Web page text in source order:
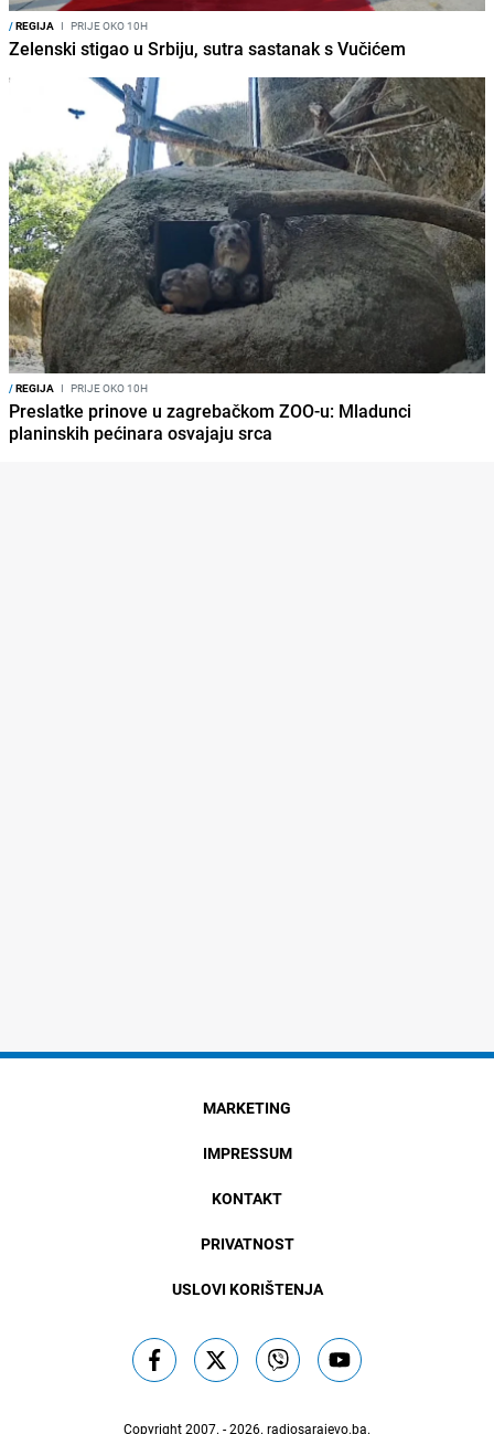
/REGIJA I PRIJE OKO 10H
Zelenski stigao u Srbiju, sutra sastanak s Vučićem
/REGIJA I PRIJE OKO 10H
Preslatke prinove u zagrebačkom ZOO-u: Mladunci
planinskih pećinara osvajaju srca
MARKETING
IMPRESSUM
KONTAKT
PRIVATNOST
USLOVI KORIŠTENJA
Copyright 2007. - 2026. radiosarajevo.ba.